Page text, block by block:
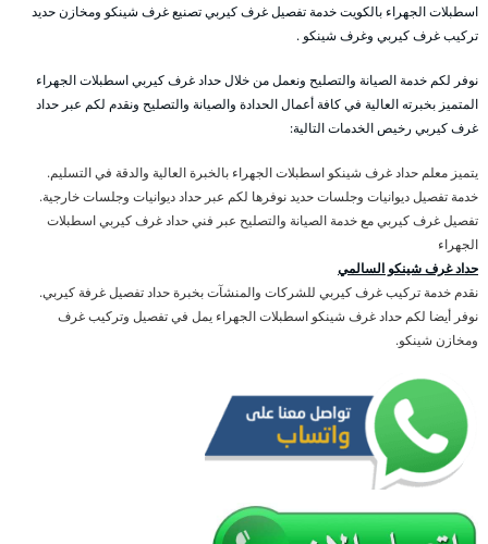
اسطبلات الجهراء بالكويت خدمة تفصيل غرف كيربي تصنيع غرف شينكو ومخازن حديد
تركيب غرف كيربي وغرف شينكو .
نوفر لكم خدمة الصيانة والتصليح ونعمل من خلال حداد غرف كيربي اسطبلات الجهراء
المتميز بخبرته العالية في كافة أعمال الحدادة والصيانة والتصليح ونقدم لكم عبر حداد
غرف كيربي رخيص الخدمات التالية:
يتميز معلم حداد غرف شينكو اسطبلات الجهراء بالخبرة العالية والدقة في التسليم.
خدمة تفصيل ديوانيات وجلسات حديد نوفرها لكم عبر حداد ديوانيات وجلسات خارجية.
تفصيل غرف كيربي مع خدمة الصيانة والتصليح عبر فني حداد غرف كيربي اسطبلات
الجهراء
حداد غرف شينكو السالمي
نقدم خدمة تركيب غرف كيربي للشركات والمنشآت بخبرة حداد تفصيل غرفة كيربي.
نوفر أيضا لكم حداد غرف شينكو اسطبلات الجهراء يمل في تفصيل وتركيب غرف
ومخازن شينكو.